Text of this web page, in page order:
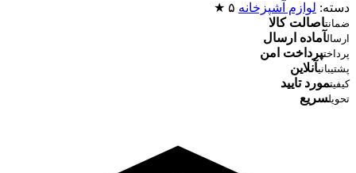
دسته: لوازم آشپزخانه ۵ ★
ضمانتاصالت کالا
ارسالآماده ارسال
پرداختپرداخت امن
پشتیبانیآنلاین
کیفیتمورد تایید
تحویلسریع